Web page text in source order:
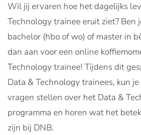
Wil jij ervaren hoe het dagelijks
Technology trainee eruit ziet? Ben
bachelor (hbo of wo) of master in
dan aan voor een online
Technology trainee! Tijdens dit
Data & Technology trainees, kun
vragen stellen over het Data &
programma en horen wat het
zijn bij DNB.